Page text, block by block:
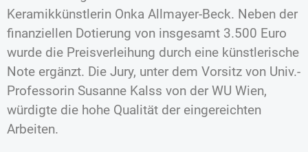
Keramikkünstlerin Onka Allmayer-Beck. Neben der
finanziellen Dotierung von insgesamt 3.500 Euro
wurde die Preisverleihung durch eine künstlerische
Note ergänzt. Die Jury, unter dem Vorsitz von Univ.-
Professorin Susanne Kalss von der WU Wien,
würdigte die hohe Qualität der eingereichten
Arbeiten.